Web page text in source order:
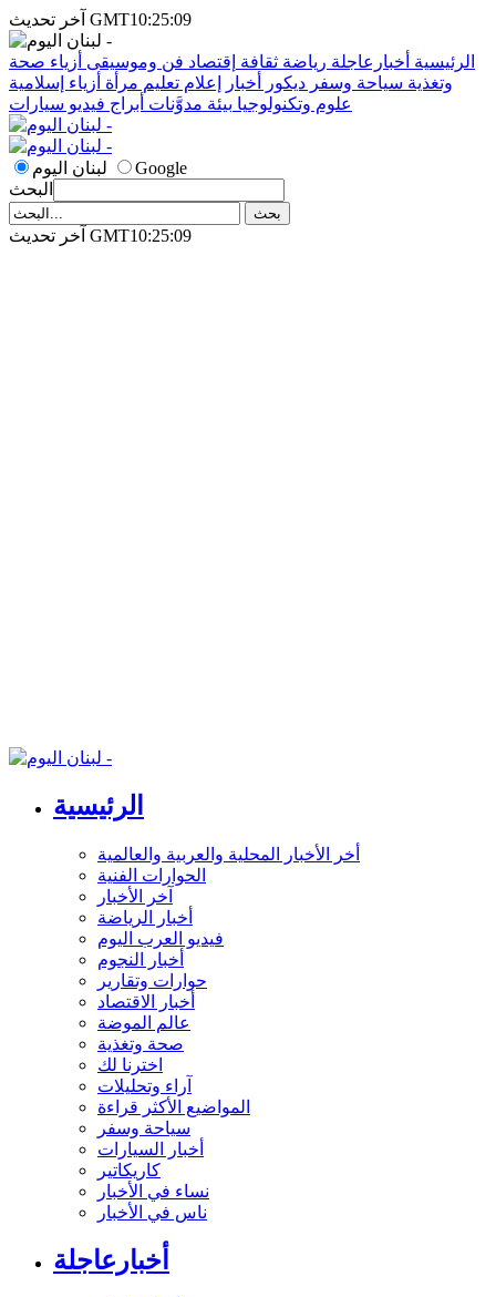
آخر تحديث GMT10:25:09
الرئيسية أخبارعاجلة رياضة ثقافة إقتصاد فن وموسيقى أزياء صحة
وتغذية سياحة وسفر ديكور أخبار إعلام تعليم مرأة أزياء إسلامية
علوم وتكنولوجيا بيئة مدوَّنات أبراج فيديو سيارات
لبنان اليوم
Google
البحث
آخر تحديث GMT10:25:09
الرئيسية
أخر الأخبار المحلية والعربية والعالمية
الحوارات الفنية
آخر الأخبار
أخبار الرياضة
فيديو العرب اليوم
أخبار النجوم
حوارات وتقارير
أخبار الاقتصاد
عالم الموضة
صحة وتغذية
اخترنا لك
آراء وتحليلات
المواضيع الأكثر قراءة
سياحة وسفر
أخبار السيارات
كاريكاتير
نساء في الأخبار
ناس في الأخبار
أخبارعاجلة